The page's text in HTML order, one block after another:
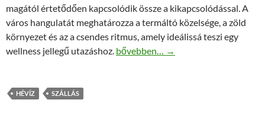
magától értetődően kapcsolódik össze a kikapcsolódással. A
város hangulatát meghatározza a termáltó közelsége, a zöld
környezet és az a csendes ritmus, amely ideálissá teszi egy
wellness jellegű utazáshoz. Hévízi szállás wellness pihenéshez
bővebben… →
HÉVÍZ SZÁLLÁS